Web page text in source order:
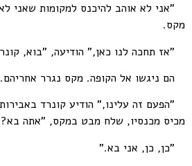
"אני לא אוהב להיכנס למקומות שאני
מקס.
"אז תחכה לנו כאן," הודיעה, "בוא,
הם ניגשו אל הקופה. מקס נגרר אחריהם.
"הפעם זה עלינו," הודיע קונרד
מכיס מכנסיו, שלח מבט במקס, "אתה
"כן, כן, אני בא."